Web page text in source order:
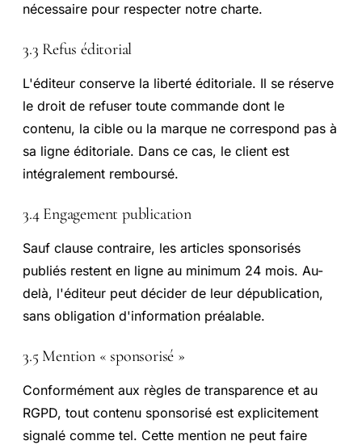
nécessaire pour respecter notre charte.
3.3 Refus éditorial
L'éditeur conserve la liberté éditoriale. Il se réserve
le droit de refuser toute commande dont le
contenu, la cible ou la marque ne correspond pas à
sa ligne éditoriale. Dans ce cas, le client est
intégralement remboursé.
3.4 Engagement publication
Sauf clause contraire, les articles sponsorisés
publiés restent en ligne au minimum 24 mois. Au-
delà, l'éditeur peut décider de leur dépublication,
sans obligation d'information préalable.
3.5 Mention « sponsorisé »
Conformément aux règles de transparence et au
RGPD, tout contenu sponsorisé est explicitement
signalé comme tel. Cette mention ne peut faire